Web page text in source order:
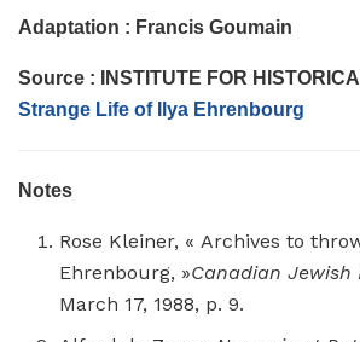
Adaptation : Francis Goumain
Source : INSTITUTE FOR
Strange Life of Ilya Ehrenbourg
Notes
Rose Kleiner, « Archives to
Ehrenbourg, »Canadian
March 17, 1988, p. 9.